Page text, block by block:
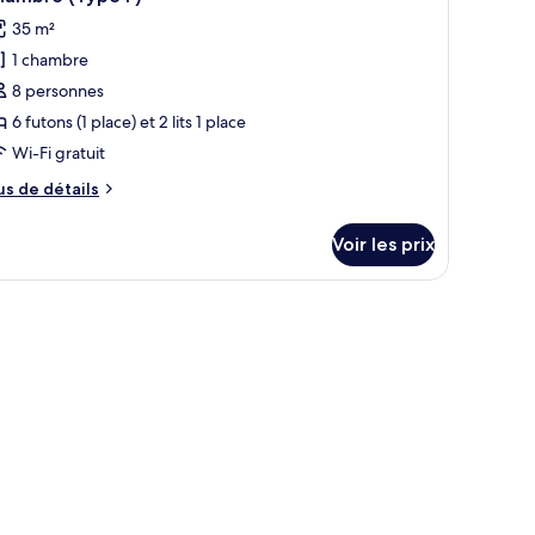
:
35 m²
1 chambre
8 personnes
6 futons (1 place) et 2 lits 1 place
Wi-Fi gratuit
de détails
Voir les prix
plat et un grand miroir au mur.